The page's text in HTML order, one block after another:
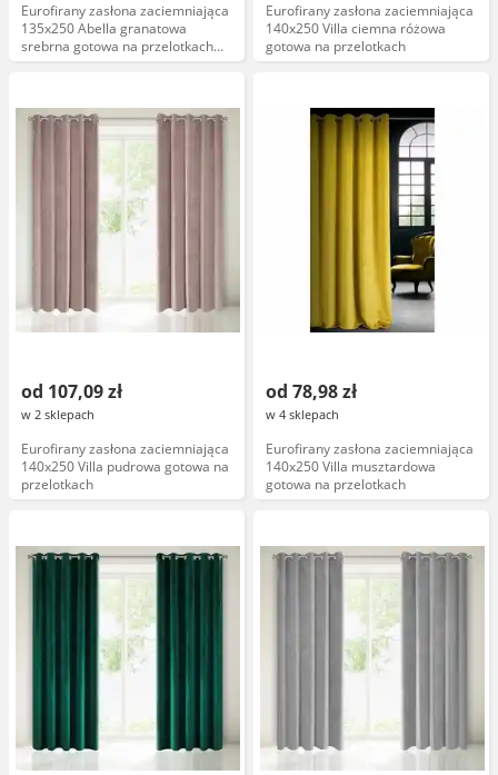
Eurofirany zasłona zaciemniająca
135x250 Abella granatowa
srebrna gotowa na przelotkach
Blackout
Eurofirany zasłona zaciemniająca
140x250 Villa ciemna różowa
gotowa na przelotkach
od 107,09 zł
w 2 sklepach
Eurofirany zasłona zaciemniająca
140x250 Villa pudrowa gotowa na
przelotkach
od 78,98 zł
w 4 sklepach
Eurofirany zasłona zaciemniająca
140x250 Villa musztardowa
gotowa na przelotkach